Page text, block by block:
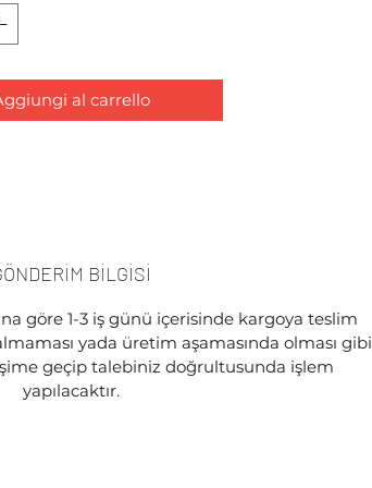
al carrello
BİLGİSİ
göre 1-3 iş günü içerisinde kargoya teslim
yada üretim aşamasında olması gibi
geçip talebiniz doğrultusunda işlem
yapılacaktır.